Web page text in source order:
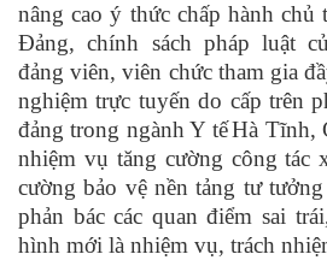
nâng cao ý thức chấp hành
Đảng, chính sách pháp luật
đảng viên, viên chức tham gia
nghiệm trực tuyến do cấp trên
đảng trong ngành Y tếHà Tĩnh,
nhiệm vụ tăng cường công tác
cường bảo vệ nền tảng tư
phản bác các quan điểm sai
hình mới là nhiệm vụ, trách